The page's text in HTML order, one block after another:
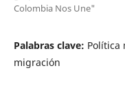
Colombia Nos Une"
Palabras clave: Política
migración